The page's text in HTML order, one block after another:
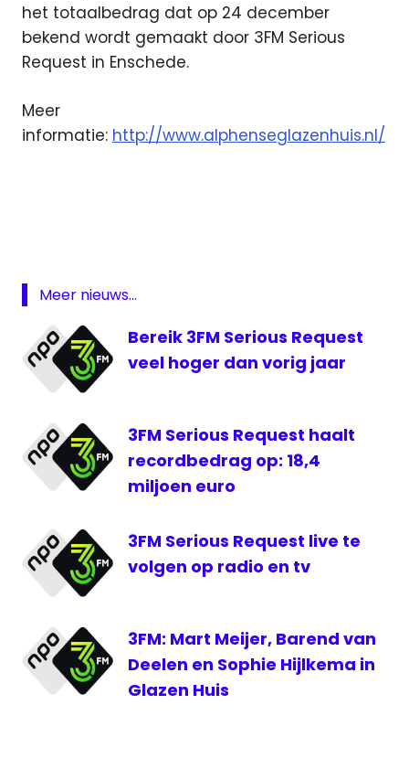
het totaalbedrag dat op 24 december
bekend wordt gemaakt door 3FM Serious
Request in Enschede.
Meer
informatie: http://www.alphenseglazenhuis.nl/
Featured
Glazen
Huis
Serious
Request
Meer nieuws...
Bereik 3FM Serious Request
veel hoger dan vorig jaar
3FM Serious Request haalt
recordbedrag op: 18,4
miljoen euro
3FM Serious Request live te
volgen op radio en tv
3FM: Mart Meijer, Barend van
Deelen en Sophie Hijlkema in
Glazen Huis